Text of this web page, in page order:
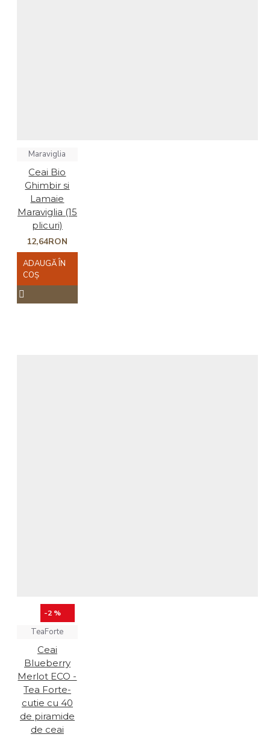
Maraviglia
Ceai Bio
Ghimbir si
Lamaie
Maraviglia (15
plicuri)
12,64RON
ADAUGĂ ÎN
COŞ
-2 %
TeaForte
Ceai
Blueberry
Merlot ECO -
Tea Forte-
cutie cu 40
de piramide
de ceai